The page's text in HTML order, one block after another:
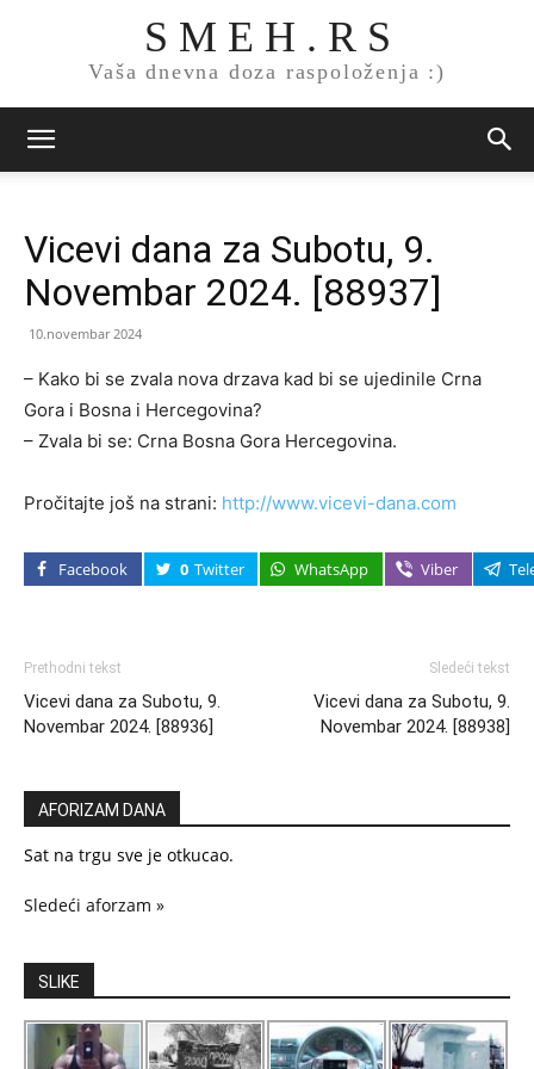
S M E H . R S
Vaša dnevna doza raspoloženja :)
Vicevi dana za Subotu, 9.
Novembar 2024. [88937]
10.novembar 2024
– Kako bi se zvala nova drzava kad bi se ujedinile Crna
Gora i Bosna i Hercegovina?
– Zvala bi se: Crna Bosna Gora Hercegovina.
Pročitajte još na strani: http://www.vicevi-dana.com
Facebook 0 Twitter WhatsApp Viber
Prethodni tekst
Vicevi dana za Subotu, 9.
Novembar 2024. [88936]
Sledeći tekst
Vicevi dana za Subotu, 9.
Novembar 2024. [88938]
AFORIZAM DANA
Sat na trgu sve je otkucao.
Sledeći aforzam »
SLIKE